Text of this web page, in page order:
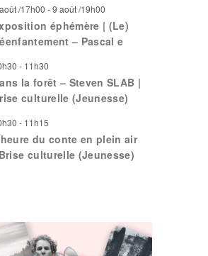
/17h00 -9 août /19h00
éphémère | (Le)
– Pascal e
- 11h30
la forêt – Steven SLAB |
culturelle (Jeunesse)
- 11h15
du conte en plein air
culturelle (Jeunesse)